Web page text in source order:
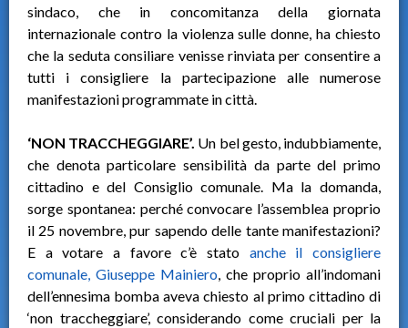
sindaco, che in concomitanza della giornata
internazionale contro la violenza sulle donne, ha chiesto
che la seduta consiliare venisse rinviata per consentire a
tutti i consigliere la partecipazione alle numerose
manifestazioni programmate in città.
‘NON TRACCHEGGIARE’. Un bel gesto, indubbiamente,
che denota particolare sensibilità da parte del primo
cittadino e del Consiglio comunale. Ma la domanda,
sorge spontanea: perché convocare l’assemblea proprio
il 25 novembre, pur sapendo delle tante manifestazioni?
E a votare a favore c’è stato anche il consigliere
comunale, Giuseppe Mainiero, che proprio all’indomani
dell’ennesima bomba aveva chiesto al primo cittadino di
‘non traccheggiare’, considerando come cruciali per la